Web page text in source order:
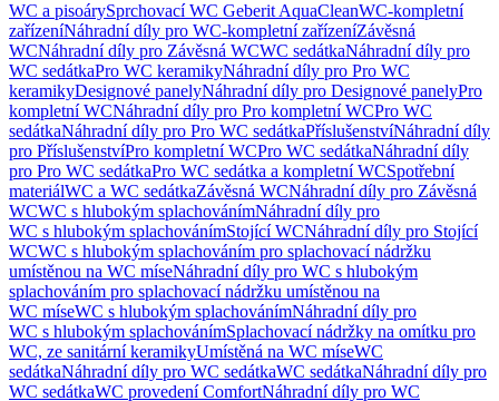
WC a pisoárySprchovací WC Geberit AquaCleanWC-kompletní
zařízeníNáhradní díly pro WC-kompletní zařízeníZávěsná
WCNáhradní díly pro Závěsná WCWC sedátkaNáhradní díly pro
WC sedátkaPro WC keramikyNáhradní díly pro Pro WC
keramikyDesignové panelyNáhradní díly pro Designové panelyPro
kompletní WCNáhradní díly pro Pro kompletní WCPro WC
sedátkaNáhradní díly pro Pro WC sedátkaPříslušenstvíNáhradní díly
pro PříslušenstvíPro kompletní WCPro WC sedátkaNáhradní díly
pro Pro WC sedátkaPro WC sedátka a kompletní WCSpotřební
materiálWC a WC sedátkaZávěsná WCNáhradní díly pro Závěsná
WCWC s hlubokým splachovánímNáhradní díly pro
WC s hlubokým splachovánímStojící WCNáhradní díly pro Stojící
WCWC s hlubokým splachováním pro splachovací nádržku
umístěnou na WC míseNáhradní díly pro WC s hlubokým
splachováním pro splachovací nádržku umístěnou na
WC míseWC s hlubokým splachovánímNáhradní díly pro
WC s hlubokým splachovánímSplachovací nádržky na omítku pro
WC, ze sanitární keramikyUmístěná na WC míseWC
sedátkaNáhradní díly pro WC sedátkaWC sedátkaNáhradní díly pro
WC sedátkaWC provedení ComfortNáhradní díly pro WC